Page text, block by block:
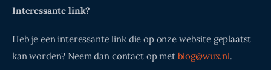
Interessante link?
Heb je een interessante link die op onze website geplaatst
kan worden? Neem dan contact op met blog@wux.nl.